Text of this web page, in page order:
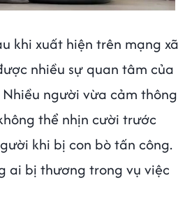
khi xuất hiện trên mạng xã
nhiều sự quan tâm của
người vừa cảm thông
thể nhịn cười trước
khi bị con bò tấn công.
ai bị thương trong vụ việc